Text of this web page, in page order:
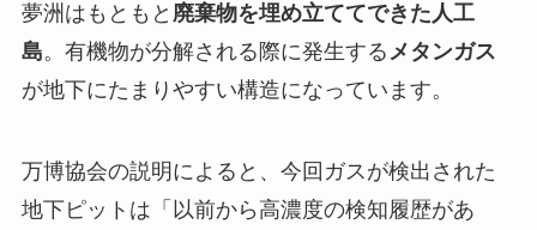
夢洲はもともと 廃棄物を埋め立ててできた人工
島。有機物が分解される際に発生するメタンガス
が地下にたまりやすい構造になっています。
万博協会の説明によると、今回ガスが検出された
地下ピットは「以前から高濃度の検知履歴があ